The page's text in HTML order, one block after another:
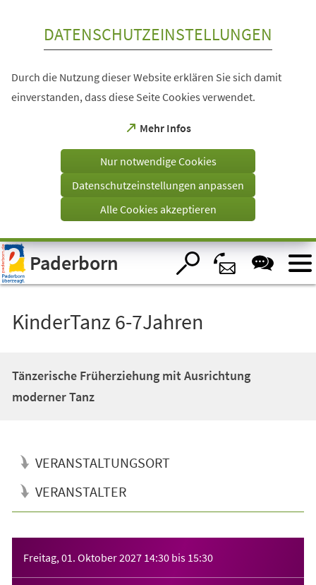
Visuelle
Assistenzsoftware
öffnen.
DATENSCHUTZEINSTELLUNGEN
Durch die Nutzung dieser Website erklären Sie sich damit
einverstanden, dass diese Seite Cookies verwendet.
Mehr Infos
(Öffnet
einem
Tab)
Nur notwendige Cookies
Datenschutzeinstellungen anpassen
Alle Cookies akzeptieren
Paderborn
KinderTanz 6-7Jahren
Tänzerische Früherziehung mit Ausrichtung
moderner Tanz
VERANSTALTUNGSORT
VERANSTALTER
Freitag, 01. Oktober 2027 14:30 bis 15:30